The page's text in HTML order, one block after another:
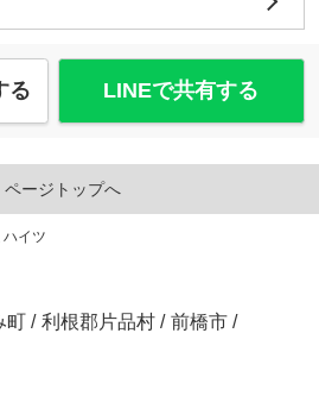
る LINEで共有する
ページトップへ
ハイツ
町 / 利根郡片品村 / 前橋市 /